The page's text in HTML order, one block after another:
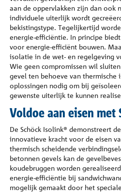
aan de oppervlakken zijn dan ook
individuele uiterlijk wordt
bekistingstype. Tegelijkertijd
energie-efficiëntie. In principe
voor energie-efficiënt bouwen.
isolatie in de wet- en regelgeving
Wie geen compromissen wil
gevel ten behoeve van
oplossingen nodig om bij
gewenste uiterlijk te kunnen
Voldoe aan eisen met
De Schöck Isolink® demonstreert
innovatieve kracht voor de eisen
thermisch scheidende
betonnen gevels kan de
koudebruggen worden
energie-efficiëntie bij
mogelijk gemaakt door het